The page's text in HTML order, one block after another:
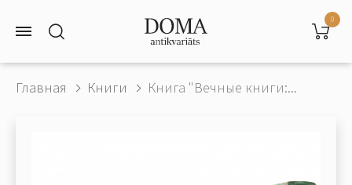
0
Главная Книги Книга "Вечные книги:...